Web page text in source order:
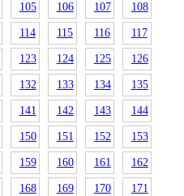
105 106 107 108
114 115 116 117
123 124 125 126
132 133 134 135
141 142 143 144
150 151 152 153
159 160 161 162
168 169 170 171